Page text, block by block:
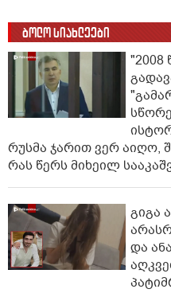
ბოლო სიახლეები
რუსმა ჯარით ვერ აიღო,
რას წერს მიხეილ
გიგა
და